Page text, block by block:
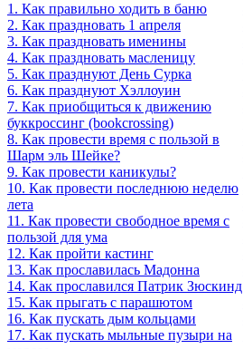
1. Как правильно ходить в баню
2. Как праздновать 1 апреля
3. Как праздновать именины
4. Как праздновать масленицу
5. Как празднуют День Сурка
6. Как празднуют Хэллоуин
7. Как приобщиться к движению
буккроссинг (bookcrossing)
8. Как провести время с пользой в
Шарм эль Шейке?
9. Как провести каникулы?
10. Как провести последнюю неделю
лета
11. Как провести свободное время с
пользой для ума
12. Как пройти кастинг
13. Как прославилась Мадонна
14. Как прославился Патрик Зюскинд
15. Как прыгать с парашютом
16. Как пускать дым кольцами
17. Как пускать мыльные пузыри на